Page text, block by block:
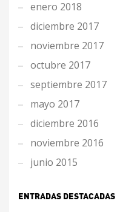
enero 2018
diciembre 2017
noviembre 2017
octubre 2017
septiembre 2017
mayo 2017
diciembre 2016
noviembre 2016
junio 2015
ENTRADAS DESTACADAS